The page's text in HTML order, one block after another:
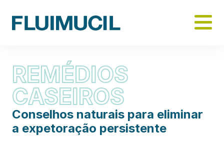
REMÉDIOS
CASEIROS
Conselhos naturais para eliminar
a expetoração persistente